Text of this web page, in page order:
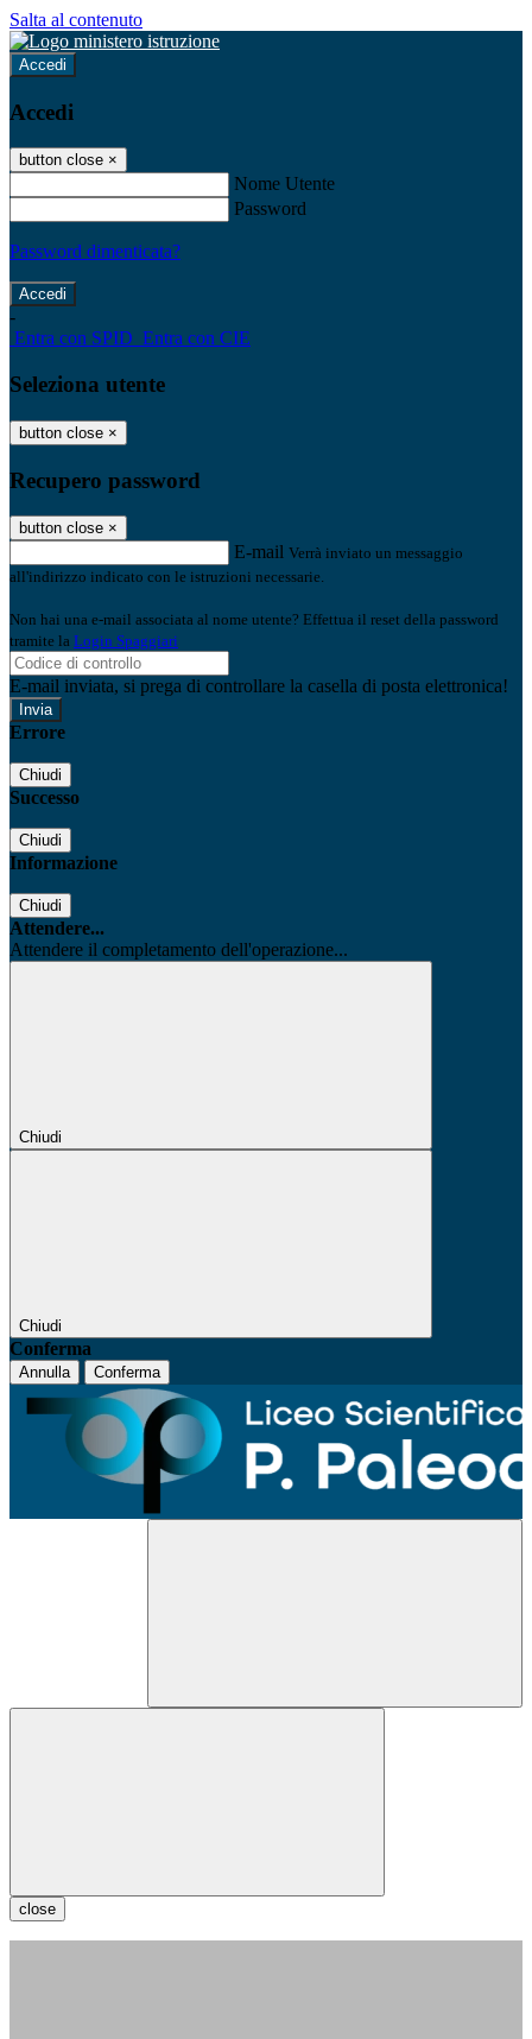
Salta al contenuto
Accedi
Accedi
button close ×
Nome Utente
Password
Password dimenticata?
-
Entra con SPID Entra con CIE
Seleziona utente
button close ×
Recupero password
button close ×
E-mail Verrà inviato un messaggio
all'indirizzo indicato con le istruzioni necessarie.
Non hai una e-mail associata al nome utente? Effettua il reset della password
tramite la Login Spaggiari
E-mail inviata, si prega di controllare la casella di posta elettronica!
Errore
Chiudi
Successo
Chiudi
Informazione
Chiudi
Attendere...
Attendere il completamento dell'operazione...
Chiudi
Chiudi
Conferma
Annulla Conferma
close